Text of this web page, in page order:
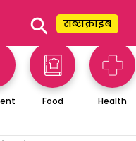
⚲ सब्सक्राइब
Food Health